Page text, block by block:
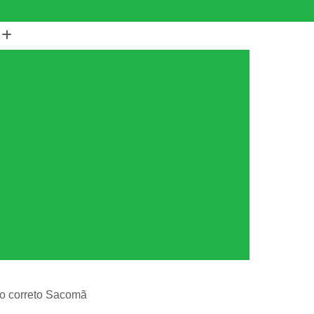
Descarte Equipamentos de Ti
correto Sacomã